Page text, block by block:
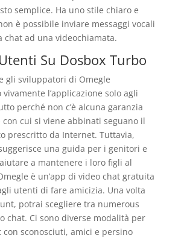
semplice. Ha uno stile chiaro e
è possibile inviare messaggi vocali
chat ad una videochiamata.
Su Dosbox Turbo
gli sviluppatori di Omegle
l’applicazione solo agli
perché non c’è alcuna garanzia
con cui si viene abbinati seguano il
prescritto da Internet. Tuttavia,
una guida per i genitori e
a mantenere i loro figli al
è un’app di video chat gratuita
utenti di fare amicizia. Una volta
potrai scegliere tra numerous
chat. Ci sono diverse modalità per
con sconosciuti, amici e persino